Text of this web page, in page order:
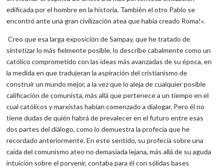
edificada por el hombre en la historia. También el otro Pablo se
encontró ante una gran civilización atea que había creado Roma!».
Creo que esa larga exposición de Sampay, que he tratado de
sintetizar lo más fielmente posible, lo describe cabalmente como un
católico comprometido con las ideas más avanzadas de su época, en
la medida en que tradujeran la aspiración del cristianismo de
construir un mundo mejor, a la vez que lo aleja de cualquier posible
calificación de comunista, más allá que pertenece a un tiempo en el
cual católicos y marxistas habían comenzado a dialogar. Pero él no
tiene dudas de quién habrá de prevalecer en el futuro entre esas
dos partes del diálogo, como lo demuestra la profecía que he
recordado anteriormente. En este sentido, su profecía sobre una
caída del comunismo ateo no demasiada lejana, más allá de su aguda
intuición sobre el porvenir, contaba para él con sólidas bases